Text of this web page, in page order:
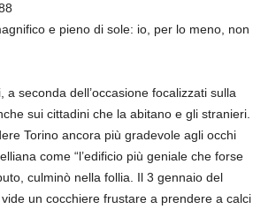
e pieno di sole: io, per lo meno, non
seconda dell’occasione focalizzati sulla
sui cittadini che la abitano e gli stranieri.
Torino ancora più gradevole agli occhi
come “l’edificio più geniale che forse
culminò nella follia. Il 3 gennaio del
un cocchiere frustare a prendere a calci